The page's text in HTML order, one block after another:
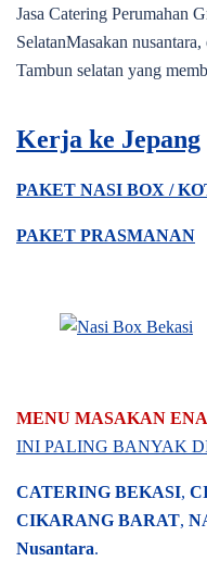
Jasa Catering Perumahan
SelatanMasakan
Tambun selatan yang
Kerja ke Jepang
PAKET NASI BOX /
PAKET PRASMANAN
MENU MASAKAN
INI PALING BANYAK
CATERING BEKASI,
CIKARANG BARAT,
Nusantara.